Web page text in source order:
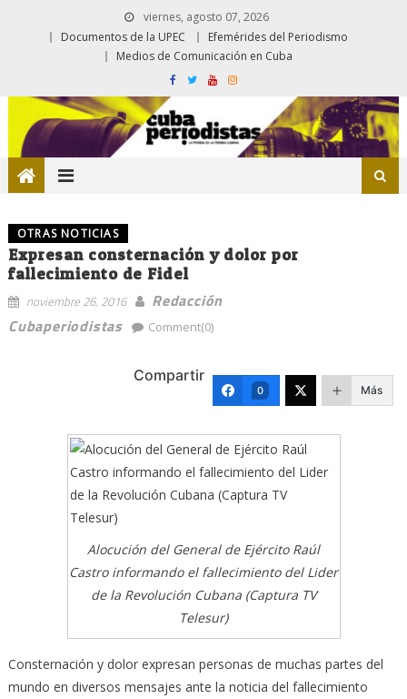
viernes, agosto 07, 2026
Documentos de la UPEC
Efemérides del Periodismo
Medios de Comunicación en Cuba
OTRAS NOTICIAS
Expresan consternación y dolor por
fallecimiento de Fidel
noviembre 26, 2016
Redacción
Cubaperiodistas
Comment(0)
Compartir
0 Más
Alocución del General de Ejército Raúl
Castro informando el fallecimiento del Lider
de la Revolución Cubana (Captura TV
Telesur)
Consternación y dolor expresan personas de muchas partes del
mundo en diversos mensajes ante la noticia del fallecimiento